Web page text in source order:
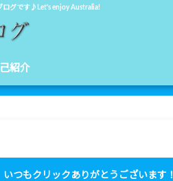
ログです♪Let's enjoy Australia!
紹介
いつもクリックありがとうございます！